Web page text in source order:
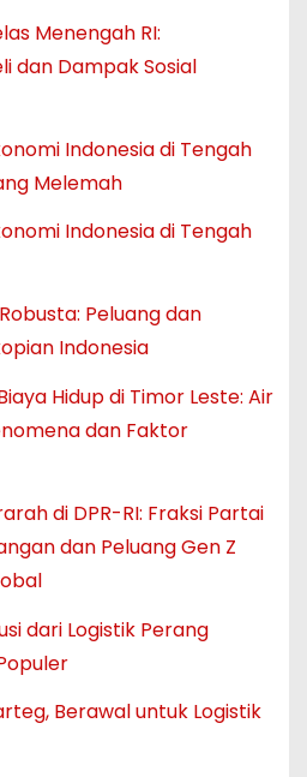
Menengah RI:
dan Dampak Sosial
Indonesia di Tengah
Melemah
Indonesia di Tengah
Peluang dan
Indonesia
Hidup di Timor Leste: Air
dan Faktor
di DPR-RI: Fraksi Partai
dan Peluang Gen Z
dari Logistik Perang
Berawal untuk Logistik